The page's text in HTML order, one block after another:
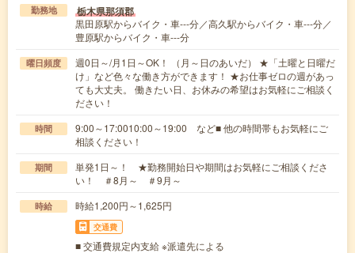
勤務地 栃木県那須郡
黒田原駅からバイク・車---分／高久駅からバイク・車---分／
豊原駅からバイク・車---分
曜日頻度
週0日～/月1日～OK！ （月～日のあいだ） ★「土曜と日曜だ
け」など色々な働き方ができます！ ★お仕事ゼロの週があっ
ても大丈夫。 働きたい日、お休みの希望はお気軽にご相談く
ださい！
時間
9:00～17:0010:00～19:00 など■ 他の時間帯もお気軽にご
相談ください！
期間
単発1日～！ ★勤務開始日や期間はお気軽にご相談くださ
い！ ＃8月～ ＃9月～
時給 時給1,200円～1,625円
交通費
■ 交通費規定内支給 ※派遣先による